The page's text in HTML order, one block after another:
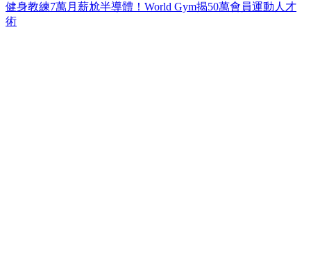
健身教練7萬月薪尬半導體！World Gym揭50萬會員運動人才
術